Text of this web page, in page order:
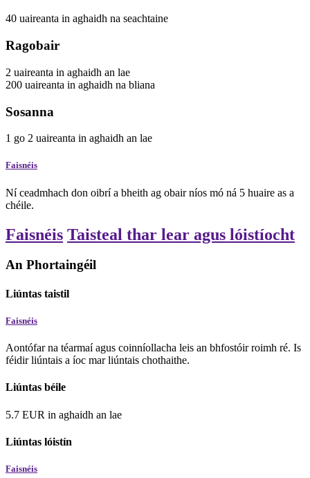
40 uaireanta in aghaidh na seachtaine
Ragobair
2 uaireanta in aghaidh an lae
200 uaireanta in aghaidh na bliana
Sosanna
1 go 2 uaireanta in aghaidh an lae
Faisnéis
Ní ceadmhach don oibrí a bheith ag obair níos mó ná 5 huaire as a
chéile.
Faisnéis Taisteal thar lear agus lóistíocht
An Phortaingéil
Liúntas taistil
Faisnéis
Aontófar na téarmaí agus coinníollacha leis an bhfostóir roimh ré. Is
féidir liúntais a íoc mar liúntais chothaithe.
Liúntas béile
5.7 EUR in aghaidh an lae
Liúntas lóistín
Faisnéis